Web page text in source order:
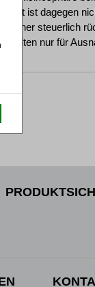
ist dagegen
einer steuerlich
gelten nur für